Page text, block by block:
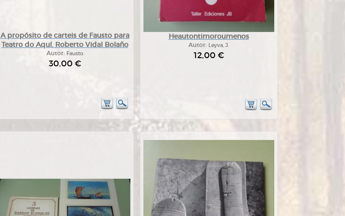
A propósito de carteis de Fausto para
Teatro do Aquí. Roberto Vidal Bolaño
Autor: Fausto
30,00 €
Heautontimoroumenos
Autor: Leyva, J.
12,00 €